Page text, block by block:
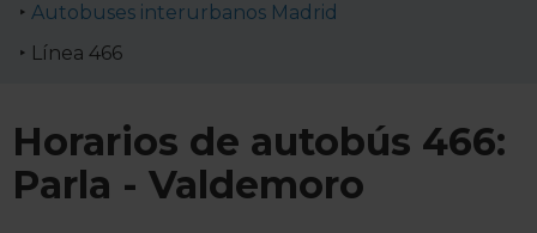
Autobuses interurbanos Madrid
Línea 466
Horarios de autobús 466:
Parla - Valdemoro